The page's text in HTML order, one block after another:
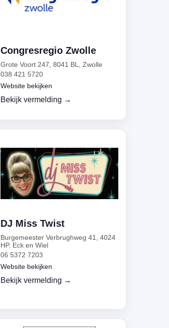
Congresregio Zwolle
Grote Voort 247, 8041 BL, Zwolle
038 421 5720
Website bekijken
Bekijk vermelding →
DJ Miss Twist
Burgemeester Verbrughweg 41, 4024
HP, Eck en Wiel
06 5372 7203
Website bekijken
Bekijk vermelding →